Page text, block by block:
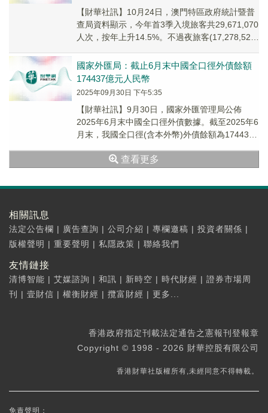
【財華社訊】10月24日，澳門特區政府統計暨普
查局資料顯示，今年首3季入境旅客共29,671,070
人次，按年上升14.5%。不過夜旅客(17,278,529
國家外匯局：截止6月末中國全口徑外債餘額
174437億元人民幣
2025年09月30日 下午5:35
【財華社訊】9月30日，國家外匯管理局公佈
2025年6月末中國全口徑外債數據。截至2025年6
月末，我國全口徑(含本外幣)外債餘額為174437
查看更多
相關訊息
法定公告欄 | 廣告查詢 | 公司介紹 | 專欄邀稿 | 投資者關係 |
版權聲明 | 重要聲明 | 私隱政策 | 聯絡我們
友情鏈接
清博智能 | 艾媒諮詢 | 和訊 | 新時空 | 時代財經 | 證券市場周
刊
| 壹財信 | 權衡財經 | 攬富財經 | 更多...
香港政府指定刊載法定通告之憲報刊登報章
Copyright © 1998 - 2026 財華控股有限公司
香港財華社版權所有,未經同意不得轉載。
免責聲明：